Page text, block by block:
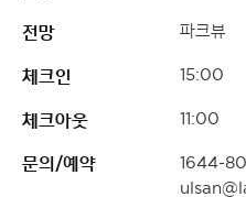
전망 파크뷰
체크인 15:00
체크아웃 11:00
문의/예약
1644-